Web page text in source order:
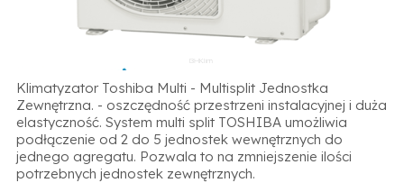
Klimatyzator Toshiba Multi - Multisplit Jednostka
Zewnętrzna. - oszczędność przestrzeni instalacyjnej i duża
elastyczność. System multi split TOSHIBA umożliwia
podłączenie od 2 do 5 jednostek wewnętrznych do
jednego agregatu. Pozwala to na zmniejszenie ilości
potrzebnych jednostek zewnętrznych.